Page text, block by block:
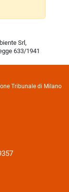
Srl,
633/1941
Tribunale di Milano